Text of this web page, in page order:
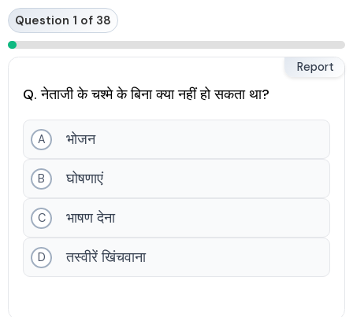
Skip
to
content
Question 1 of 38
Q. नेताजी के चश्मे के बिना क्या नहीं हो सकता था?
A भोजन
B घोषणाएं
C भाषण देना
D तस्वीरें खिंचवाना
Report